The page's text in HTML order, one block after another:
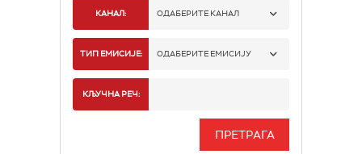
КАНАЛ: ОДАБЕРИТЕ КАНАЛ
РАДИО БЕОГРАД 1
РАДИО БЕОГРАД 3
ТИП ЕМИСИЈЕ: ОДАБЕРИТЕ ЕМИСИЈУ
КЉУЧНА РЕЧ: